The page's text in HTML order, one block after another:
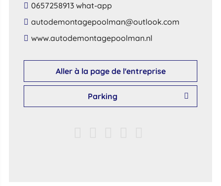
0657258913 what-app
​autodemontagepoolman​@​outlook​.​com​
​www​.​autodemontagepoolman​.​nl​
Aller à la page de l'entreprise
Parking